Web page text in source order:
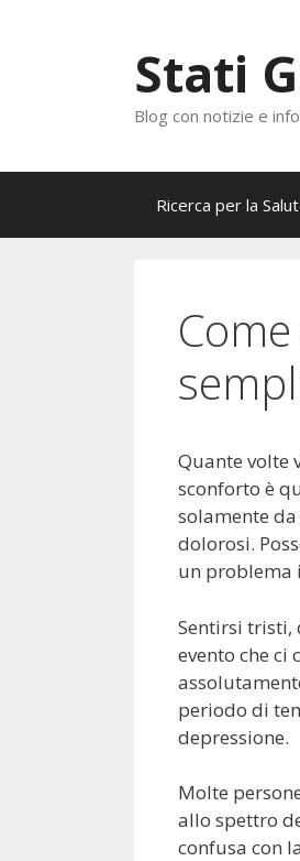
Stati
Blog con notizie e
Ricerca per la
Quante volte
sconforto è
solamente
dolorosi.
un problema
Sentirsi tristi,
evento che ci
periodo di
depressione.
Molte
allo spettro
confusa con